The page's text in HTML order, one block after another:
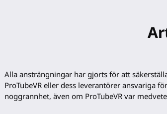
Alla ansträngningar har gjorts för att
ProTubeVR eller dess leverantörer ansvariga
noggrannhet, även om ProTubeVR var